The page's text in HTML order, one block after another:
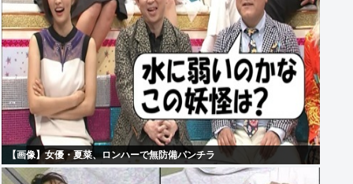
【画像】女優・夏菜、ロンハーで無防備パンチラ